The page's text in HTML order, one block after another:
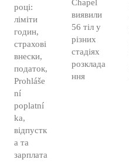
році:
ліміти
годин,
страхові
внески,
податок,
Prohláše
ní
poplatní
ka,
відпустк
а та
зарплата
Chapel
виявили
56 тіл у
різних
стадіях
розклада
ння